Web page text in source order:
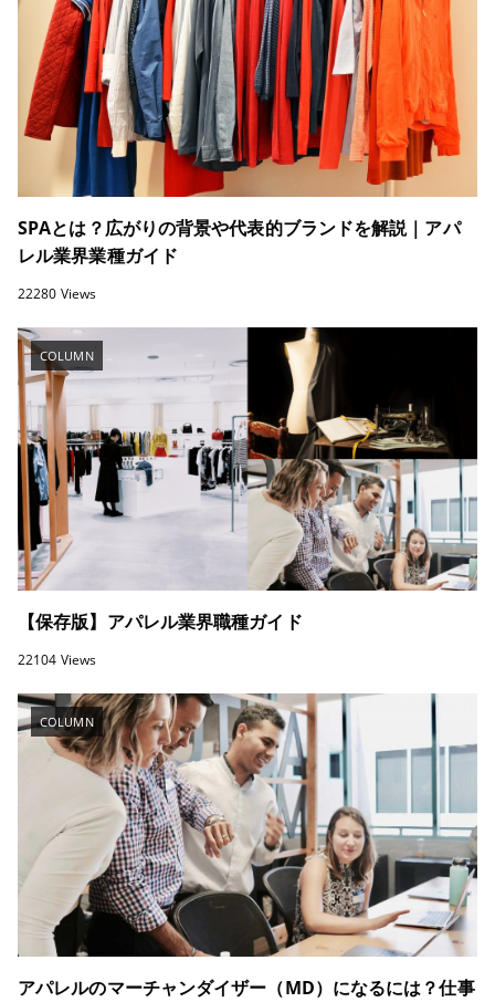
SPAとは？広がりの背景や代表的ブランドを解説｜アパ
レル業界業種ガイド
22280 Views
COLUMN
【保存版】アパレル業界職種ガイド
22104 Views
COLUMN
アパレルのマーチャンダイザー（MD）になるには？仕事